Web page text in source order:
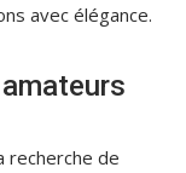
avec élégance.
recherche de